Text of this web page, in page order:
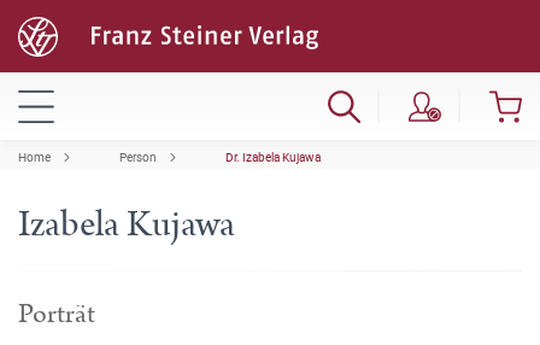
Home Person Dr. Izabela Kujawa
Izabela Kujawa
Porträt